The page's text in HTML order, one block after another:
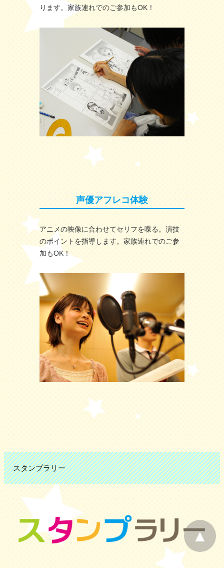
ります。家族連れでのご参加もOK！
声優アフレコ体験
アニメの映像に合わせてセリフを喋る。演技
のポイントを指導します。家族連れでのご参
加もOK！
スタンプラリー